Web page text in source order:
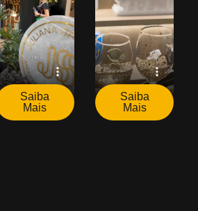
Saiba
Mais
Saiba
Mais